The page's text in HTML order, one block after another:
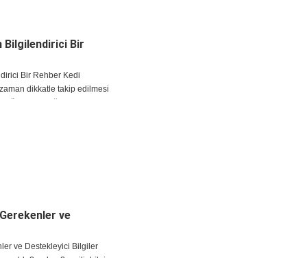
Bilgilendirici Bir
Bir Rehber Kedi
dikkatle takip edilmesi
ve
ve Destekleyici Bilgiler